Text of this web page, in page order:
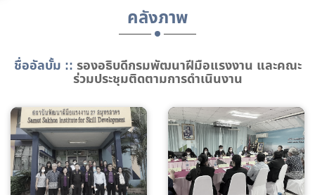
คลังภาพ
ชื่ออัลบั้ม :: รองอธิบดีกรมพัฒนาฝีมือแรงงาน และคณะ
ร่วมประชุมติดตามการดำเนินงาน